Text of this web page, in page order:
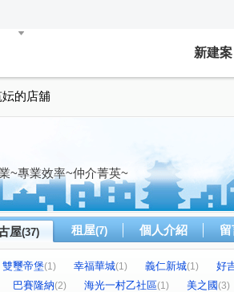
新建案
妘的店舖
~專業效率~仲介菁英~
屋(37) 租屋(7) 個人介紹
雙璽帝堡(1) 幸福華城(1) 義仁新城(1)
好
巴賽隆納(2) 海光一村乙社區(1) 美之國(3)